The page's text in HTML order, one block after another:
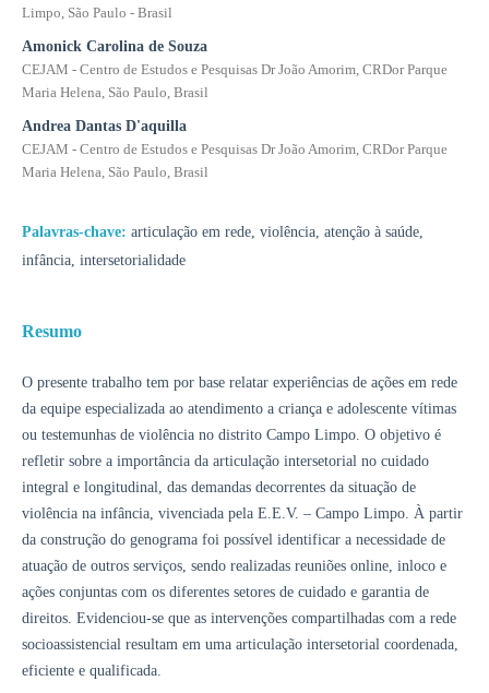
Limpo, São Paulo - Brasil
Amonick Carolina de Souza
CEJAM - Centro de Estudos e Pesquisas Dr João Amorim, CRDor Parque
Maria Helena, São Paulo, Brasil
Andrea Dantas D'aquilla
CEJAM - Centro de Estudos e Pesquisas Dr João Amorim, CRDor Parque
Maria Helena, São Paulo, Brasil
Palavras-chave: articulação em rede, violência, atenção à saúde,
infância, intersetorialidade
Resumo
O presente trabalho tem por base relatar experiências de ações em rede
da equipe especializada ao atendimento a criança e adolescente vítimas
ou testemunhas de violência no distrito Campo Limpo. O objetivo é
refletir sobre a importância da articulação intersetorial no cuidado
integral e longitudinal, das demandas decorrentes da situação de
violência na infância, vivenciada pela E.E.V. – Campo Limpo. À partir
da construção do genograma foi possível identificar a necessidade de
atuação de outros serviços, sendo realizadas reuniões online, inloco e
ações conjuntas com os diferentes setores de cuidado e garantia de
direitos. Evidenciou-se que as intervenções compartilhadas com a rede
socioassistencial resultam em uma articulação intersetorial coordenada,
eficiente e qualificada.